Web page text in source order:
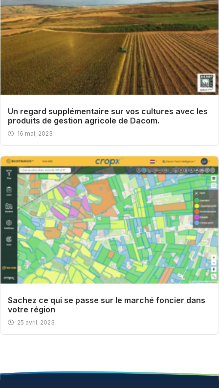
Un regard supplémentaire sur vos cultures avec les
produits de gestion agricole de Dacom.
16 mai, 2023
Sachez ce qui se passe sur le marché foncier dans
votre région
25 avril, 2023